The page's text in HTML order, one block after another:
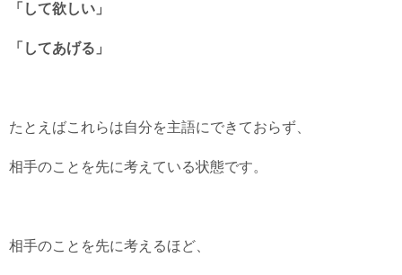
「して欲しい」
「してあげる」
たとえばこれらは自分を主語にできておらず、
相手のことを先に考えている状態です。
相手のことを先に考えるほど、